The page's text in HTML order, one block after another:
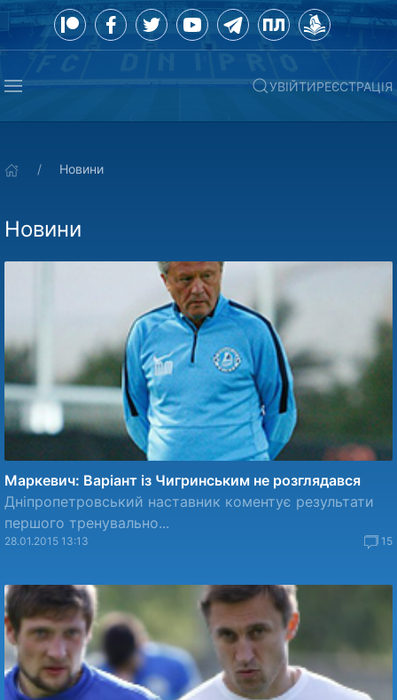
УВІЙТИРЕЄСТРАЦІЯ
Новини
Новини
Маркевич: Варіант із Чигринським не розглядався
Дніпропетровський наставник коментує результати
першого тренувально...
28.01.2015 13:13 15